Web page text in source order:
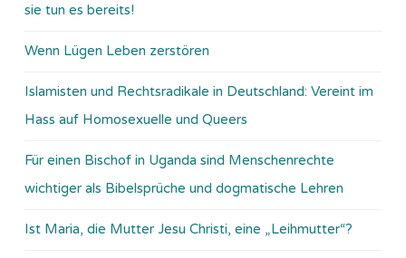
sie tun es bereits!
Wenn Lügen Leben zerstören
Islamisten und Rechtsradikale in Deutschland: Vereint im
Hass auf Homosexuelle und Queers
Für einen Bischof in Uganda sind Menschenrechte
wichtiger als Bibelsprüche und dogmatische Lehren
Ist Maria, die Mutter Jesu Christi, eine „Leihmutter“?